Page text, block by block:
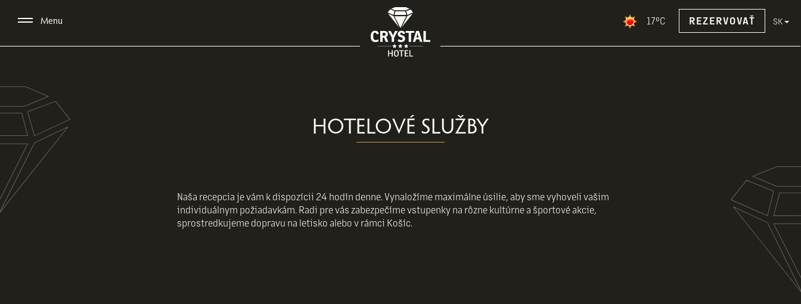
17°C REZERVOVAŤ SK
Menu
HOTELOVÉ SLUŽBY
Naša recepcia je vám k dispozícii 24 hodín denne. Vynaložíme maximálne úsilie, aby sme vyhoveli vašim
individuálnym požiadavkám. Radi pre vás zabezpečíme vstupenky na rôzne kultúrne a športové akcie,
sprostredkujeme dopravu na letisko alebo v rámci Košíc.